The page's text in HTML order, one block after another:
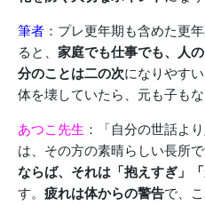
筆者 ：プレ更年期も含めた更
ると、 家庭でも仕事でも、人
分のことは二の次になりやす
体を壊していたら、元も子もな
あつこ先生 ：「自分の世話よ
は、その方の素晴らしい長所
ならば、それは「抱えすぎ」
す。 疲れは体からの警告で、